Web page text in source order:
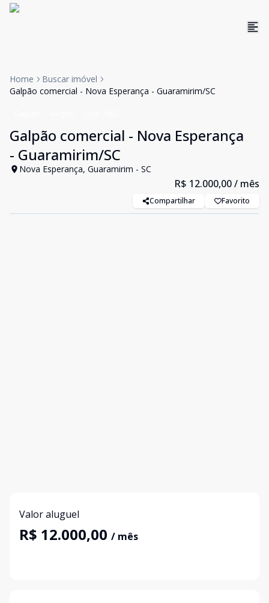
Home
Buscar imóvel
Galpão comercial - Nova Esperança - Guaramirim/SC
Galpão comercial - Nova Esperança
- Guaramirim/SC
Nova Esperança, Guaramirim - SC
R$ 12.000,00/ mês
Compartilhar Favorito
Valor aluguel
R$ 12.000,00 / mês